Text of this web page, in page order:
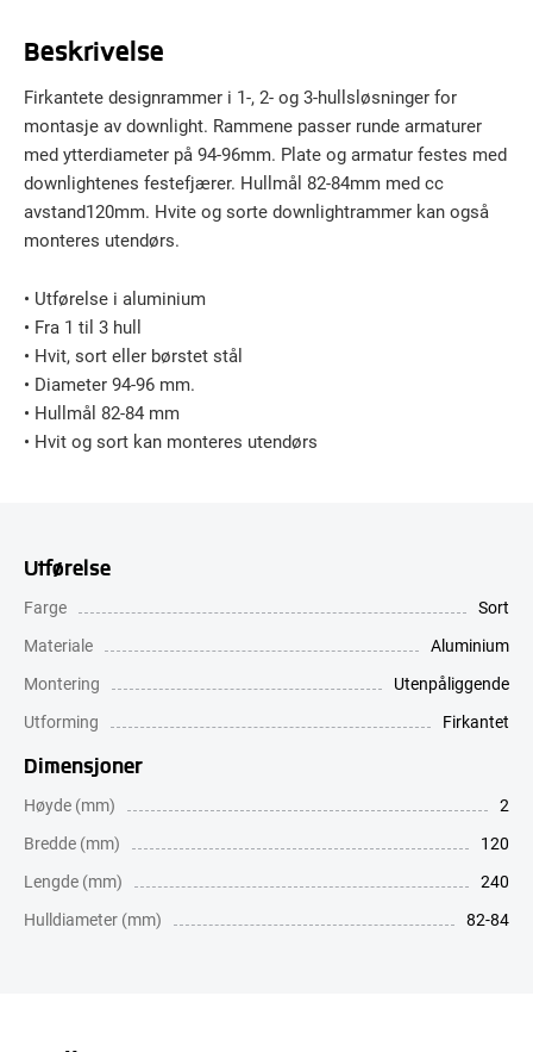
Beskrivelse
Firkantete designrammer i 1-, 2- og 3-hullsløsninger for
montasje av downlight. Rammene passer runde armaturer
med ytterdiameter på 94-96mm. Plate og armatur festes med
downlightenes festefjærer. Hullmål 82-84mm med cc
avstand120mm. Hvite og sorte downlightrammer kan også
monteres utendørs.
• Utførelse i aluminium
• Fra 1 til 3 hull
• Hvit, sort eller børstet stål
• Diameter 94-96 mm.
• Hullmål 82-84 mm
• Hvit og sort kan monteres utendørs
Utførelse
Farge
Sort
Materiale
Aluminium
Montering
Utenpåliggende
Utforming
Firkantet
Dimensjoner
Høyde (mm)
2
Bredde (mm)
120
Lengde (mm)
240
Hulldiameter (mm)
82-84